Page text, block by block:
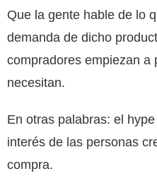
Que la gente hable de lo
demanda de dicho
compradores empiezan a
necesitan.
En otras palabras: el
interés de las personas
compra.